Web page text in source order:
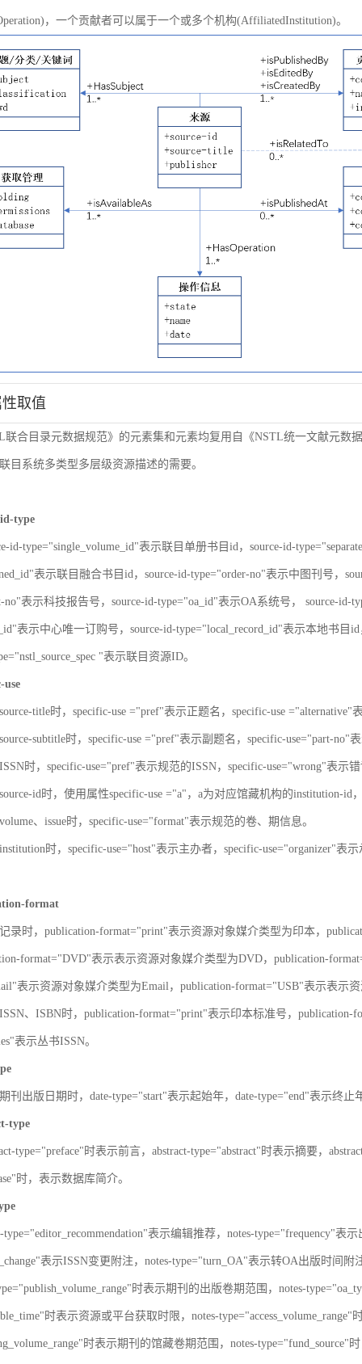
，一个贡献者可以属于一个或多个机构(AffiliatedInstitution)。
取值
联合目录元数据规范》的元素集和元素均复用自《NSTL统一文献元数
目系统多类型多层级资源描述的需要。
type
id-type="single_volume_id"表示联目单册书目id，source-id-
表示联目融合书目id，source-id-type="order-no"表示中图刊号，
no"表示科技报告号，source-id-type="oa_id"表示OA系统号， source-id-
表示中心唯一订购号，source-id-type="local_record_id"表示本地书目
"表示联目资源ID。
use
title时，specific-use ="pref"表示正题名，specific-use
subtitle时，specific-use ="pref"表示副题名，specific-use="part-no"
时，specific-use="pref"表示规范的ISSN，specific-use="wrong"表示
id时，使用属性specific-use ="a"，a为对应馆藏机构的institution-
、issue时，specific-use="format"表示规范的卷、期信息。
时，specific-use="host"表示主办者，specific-use="organizer"表
format
录时，publication-format="print"表示资源对象媒介类型为印本，
format="DVD"表示表示资源对象媒介类型为DVD，publication-
表示资源对象媒介类型为Email，publication-format="USB"表示表示
、ISBN时，publication-format="print"表示印本标准号，publication-
表示丛书ISSN。
刊出版日期时，date-type="start"表示起始年，date-type="end"表示终止
type
type="preface"时表示前言，abstract-type="abstract"时表示摘要，
时，表示数据库简介。
type="editor_recommendation"表示编辑推荐，notes-type="frequency"表
表示ISSN变更附注，notes-type="turn_OA"表示转OA出版时间
时表示期刊的出版卷期范围，notes-
时表示资源或平台获取时限，notes-
时表示期刊的馆藏卷期范围，notes-